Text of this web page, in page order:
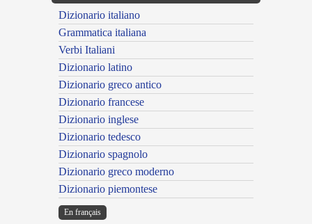
Dizionario italiano
Grammatica italiana
Verbi Italiani
Dizionario latino
Dizionario greco antico
Dizionario francese
Dizionario inglese
Dizionario tedesco
Dizionario spagnolo
Dizionario greco moderno
Dizionario piemontese
En français